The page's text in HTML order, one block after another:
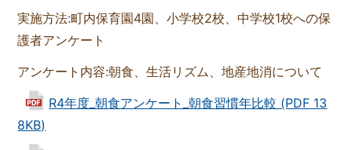
実施方法:町内保育園4園、小学校2校、中学校1校への保
護者アンケート
アンケート内容:朝食、生活リズム、地産地消について
R4年度_朝食アンケート_朝食習慣年比較 (PDF 13
8KB)